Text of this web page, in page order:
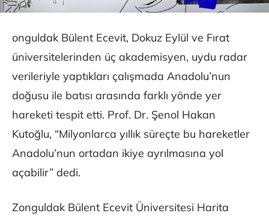
onguldak Bülent Ecevit, Dokuz Eylül ve Fırat
üniversitelerinden üç akademisyen, uydu radar
verileriyle yaptıkları çalışmada Anadolu’nun
doğusu ile batısı arasında farklı yönde yer
hareketi tespit etti. Prof. Dr. Şenol Hakan
Kutoğlu, “Milyonlarca yıllık süreçte bu hareketler
Anadolu’nun ortadan ikiye ayrılmasına yol
açabilir” dedi.
Zonguldak Bülent Ecevit Üniversitesi Harita